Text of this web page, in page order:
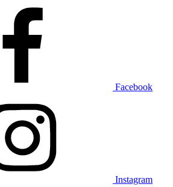
Facebook
Instagram